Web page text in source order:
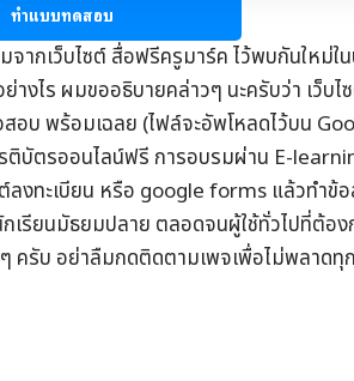
ทำแบบทดสอบ
ากเว็บไซต์สื่อฟรีครูมาร์คไว้พบกันใหม่ใ
งไร ผมขออธิบายคล่าวๆ นะครับว่า เว็บไ
อบพร้อมเฉลย (ไฟล์จะอัพโหลดไว้บน
ติบัตรออนไลน์ฟรี การอบรมผ่าน E-
ลงทะเบียน หรือ google forms แล้วทำข้
เรียนมัธยมปลาย ตลอดจนผู้ใช้ทั่วไปที่ต้อ
ครับ อย่าลืมกดติดตามเพจเพื่อไม่พลาดทุ